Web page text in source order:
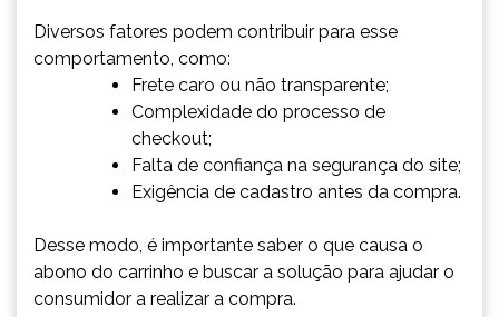
Diversos fatores podem contribuir para esse
comportamento, como:
Frete caro ou não transparente;
Complexidade do processo de
checkout;
Falta de confiança na segurança do site;
Exigência de cadastro antes da compra.
Desse modo, é importante saber o que causa o
abono do carrinho e buscar a solução para ajudar o
consumidor a realizar a compra.